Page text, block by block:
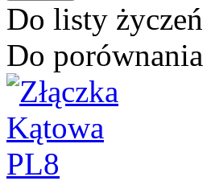
Do listy życzeń
Do porównania